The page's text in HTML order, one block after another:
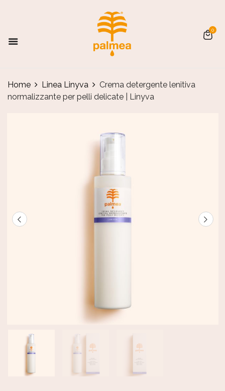
0
Home Linea Linyva
Crema detergente lenitiva
normalizzante per pelli delicate | Linyva